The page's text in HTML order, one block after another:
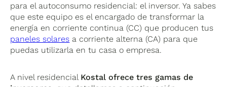
para el autoconsumo residencial: el inversor. Ya sabes
que este equipo es el encargado de transformar la
energía en corriente continua (CC) que producen tus
paneles solares a corriente alterna (CA) para que
puedas utilizarla en tu casa o empresa.
A nivel residencial Kostal ofrece tres gamas de